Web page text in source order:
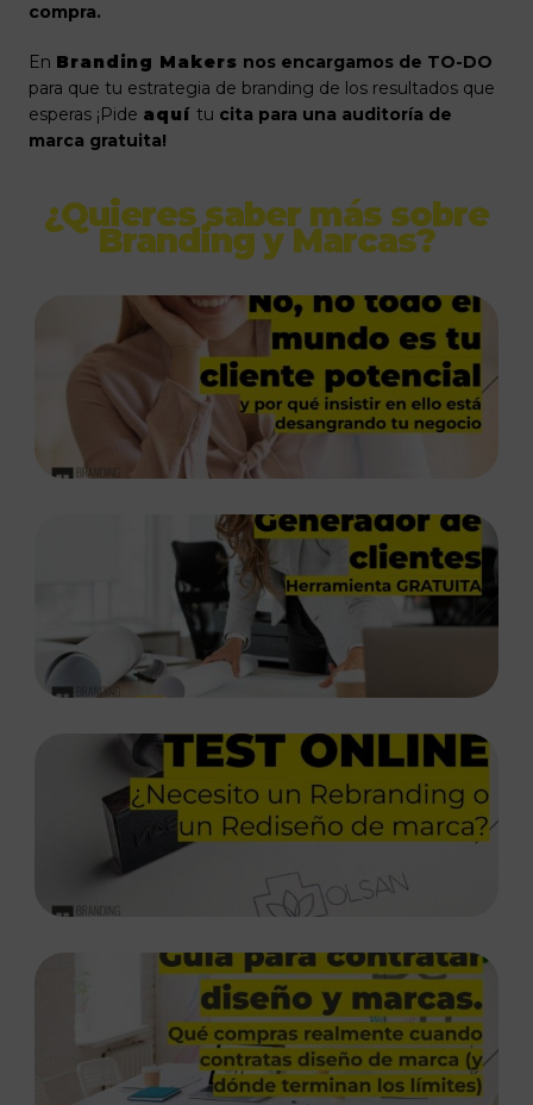
compra.
En Branding Makers nos encargamos de TO-DO
para que tu estrategia de branding de los resultados que
esperas ¡Pide aquí tu cita para una auditoría de
marca gratuita!
¿Quieres saber más sobre
Branding y Marcas?